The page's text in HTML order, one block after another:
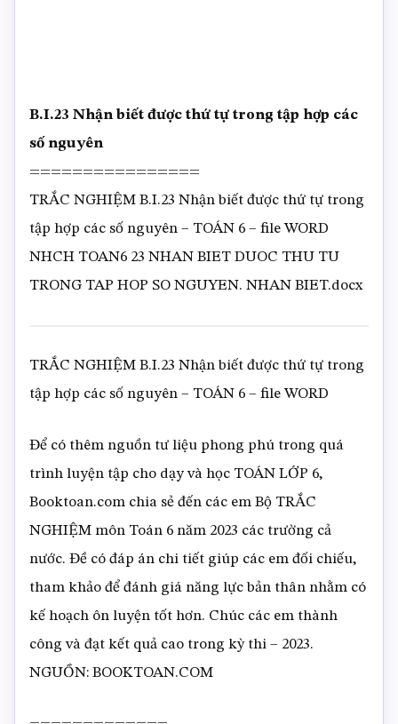
B.I.23 Nhận biết được thứ tự trong tập hợp các
số nguyên
================
TRẮC NGHIỆM B.I.23 Nhận biết được thứ tự trong
tập hợp các số nguyên – TOÁN 6 – file WORD
NHCH TOAN6 23 NHAN BIET DUOC THU TU
TRONG TAP HOP SO NGUYEN. NHAN BIET.docx
TRẮC NGHIỆM B.I.23 Nhận biết được thứ tự trong
tập hợp các số nguyên – TOÁN 6 – file WORD
Để có thêm nguồn tư liệu phong phú trong quá
trình luyện tập cho dạy và học TOÁN LỚP 6,
Booktoan.com chia sẻ đến các em Bộ TRẮC
NGHIỆM môn Toán 6 năm 2023 các trường cả
nước. Đề có đáp án chi tiết giúp các em đối chiếu,
tham khảo để đánh giá năng lực bản thân nhằm có
kế hoạch ôn luyện tốt hơn. Chúc các em thành
công và đạt kết quả cao trong kỳ thi – 2023.
NGUỒN: BOOKTOAN.COM